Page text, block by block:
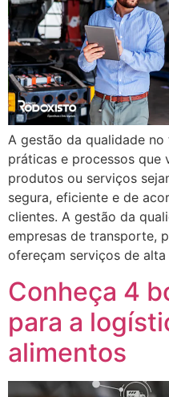
A gestão da qualidade
práticas e processos que
produtos ou serviços
segura, eficiente e de
clientes. A gestão da
empresas de transporte,
ofereçam serviços de
Conheça 4
para a
alimentos